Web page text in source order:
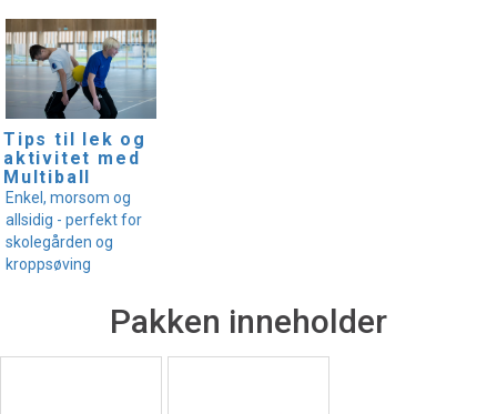
Tips til lek og
aktivitet med
Multiball
Enkel, morsom og
allsidig - perfekt for
skolegården og
kroppsøving
Pakken inneholder